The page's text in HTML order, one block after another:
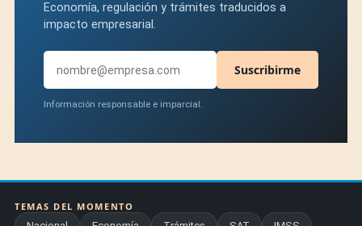
Economía, regulación y trámites traducidos a
impacto empresarial.
Suscribirme
Información responsable e imparcial.
TEMAS DEL MOMENTO